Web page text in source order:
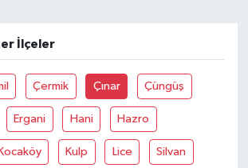
İlçeler
Çermik Çınar Çüngüş
Ergani Hani Hazro
Kocaköy Kulp Lice Silvan